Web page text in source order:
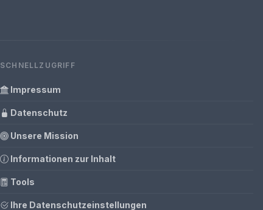
SCHNELLZUGRIFF
Impressum
Datenschutz
Unsere Mission
Informationen zur Inhalt
Tools
Ihre Datenschutzeinstellungen